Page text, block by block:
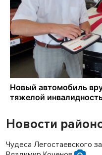
Новости
Чудеса Легостаевского